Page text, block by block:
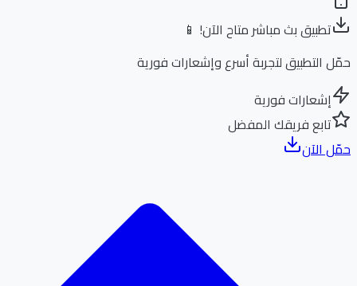
تطبيق بث مباشر متاح الآن! 📱
التطبيق لتجربة أسرع وإشعارات فورية
إشعارات فورية
تابع فريقك المفضل
الآن